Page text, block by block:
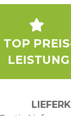
TOP
LEISTUNG